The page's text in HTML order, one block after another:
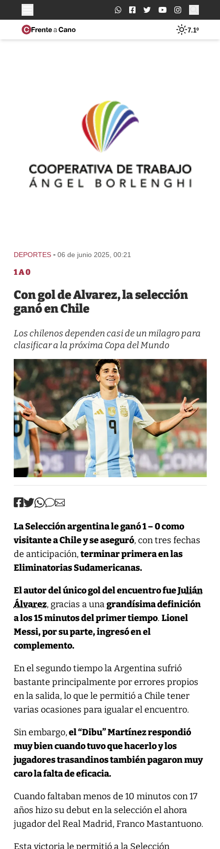
Buscar:
7.1º
DEPORTES - 06 de junio 2025, 00:21
1 A 0
Con gol de Alvarez, la selección
ganó en Chile
Los chilenos dependen casi de un milagro para
clasificar a la próxima Copa del Mundo
La Selección argentina le ganó 1 – 0 como
visitante a Chile y se aseguró, con tres fechas
de anticipación,terminar primera en las
Eliminatorias Sudamericanas.
El autor del único gol del encuentro fueJulián
Álvarez, gracias a unagrandísima definición
a los 15 minutos del primer tiempo. Lionel
Messi, por su parte, ingresó en el
complemento.
En el segundo tiempo la Argentina sufrió
bastante principalmente por errores propios
en la salida, lo que le permitió a Chile tener
varias ocasiones para igualar el encuentro.
Sin embargo,el “Dibu” Martínez respondió
muy bien cuando tuvo que hacerlo y los
jugadores trasandinos también pagaron muy
caro la falta de eficacia.
Cuando faltaban menos de 10 minutos con 17
años hizo su debut en la selección el ahora
jugador del Real Madrid, Franco Mastantuono.
Esta victoria le permitió a la Selección